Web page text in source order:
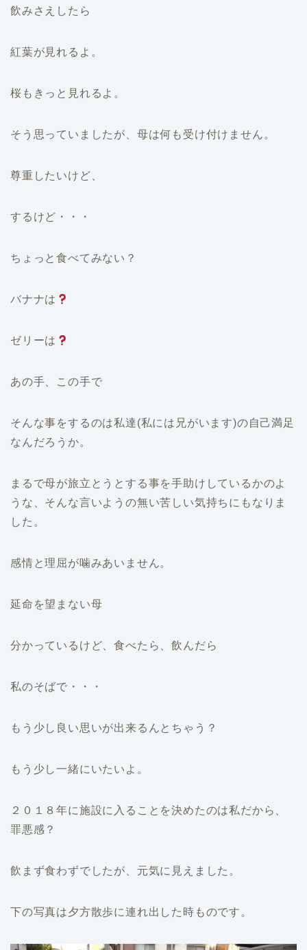
飲みさえしたら
紅葉が見れるよ。
桜もきっと見れるよ。
そう思っていましたが、母は何も受け付けません。
尊重したいけど、
するけど・・・
ちょっと食べてみない？
バナナは
ゼリーは
あの手、この手で
そんな事をするのは私達(私には兄がいます)の自己満足
なんだろうか。
まるで母が旅立とうとする事を手助けしているかのよ
うな、そんな言いようの無い苦しい気持ちにもなりま
した。
感情と理屈が噛みあいません。
延命を望まない母
分かっているけど、食べたら、飲んだら
私のそばで・・・
もう少し良い思いが出来るんとちゃう？
もう少し一緒にいたいよ。
２０１８年に施設に入ることを決めたのは私だから、
罪悪感？
飲まず食わずでしたが、元気に見えました。
下の写真は夕方散歩に連れ出した時ものです。